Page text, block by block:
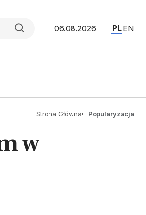
06.08.2026 PL EN
Strona Główna Popularyzacja
w